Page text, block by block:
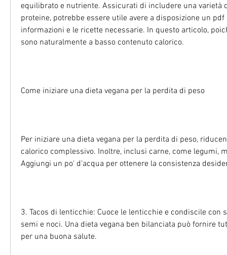
equilibrato e nutriente. Assicurati di includere una varietà
proteine, potrebbe essere utile avere a disposizione un
informazioni e le ricette necessarie. In questo articolo,
sono naturalmente a basso contenuto calorico.
Come iniziare una dieta vegana per la perdita di peso
Per iniziare una dieta vegana per la perdita di peso,
calorico complessivo. Inoltre, inclusi carne, come legumi,
Aggiungi un po' d'acqua per ottenere la consistenza
3. Tacos di lenticchie: Cuoce le lenticchie e condiscile con
semi e noci. Una dieta vegana ben bilanciata può fornire
per una buona salute.